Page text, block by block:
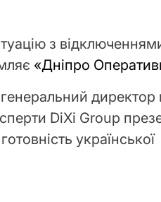
з
«Дніпро
директор
DiXi Group
української